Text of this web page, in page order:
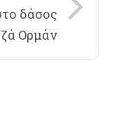
δάσος
Ορμάν